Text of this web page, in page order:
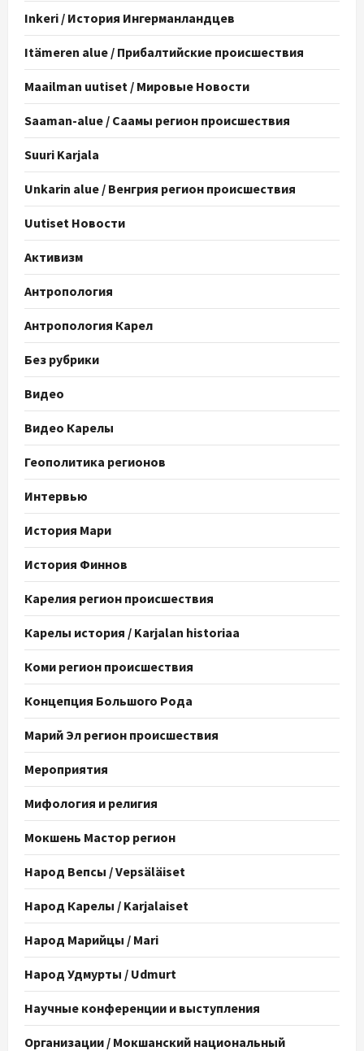
Inkeri / История Ингерманландцев
Itämeren alue / Прибалтийские происшествия
Maailman uutiset / Мировые Новости
Saaman-alue / Саамы регион происшествия
Suuri Karjala
Unkarin alue / Венгрия регион происшествия
Uutiset Новости
Активизм
Антропология
Антропология Карел
Без рубрики
Видео
Видео Карелы
Геополитика регионов
Интервью
История Мари
История Финнов
Карелия регион происшествия
Карелы история / Karjalan historiaa
Коми регион происшествия
Концепция Большого Рода
Марий Эл регион происшествия
Мероприятия
Мифология и религия
Мокшень Мастор регион
Народ Вепсы / Vepsäläiset
Народ Карелы / Karjalaiset
Народ Марийцы / Mari
Народ Удмурты / Udmurt
Научные конференции и выступления
Организации / Мокшанский национальный